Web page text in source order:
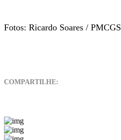
Fotos: Ricardo Soares / PMCGS
COMPARTILHE: